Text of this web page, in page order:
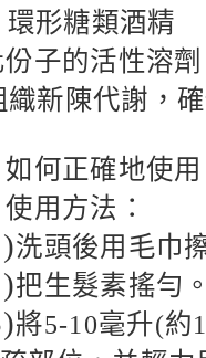
環形糖類酒精
份子的活性溶
織新陳代謝，
如何正確地使
用方法：
洗頭後用毛巾
把生髮素搖勻
將5-10毫升(約